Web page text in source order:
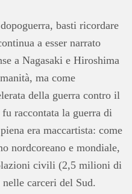
basti ricordare
a esser narrato
a Nagasaki e Hiroshima
ma come
della guerra contro il
raccontata la guerra di
era maccartista: come
nordcoreano e mondiale,
civili (2,5 milioni di
carceri del Sud.